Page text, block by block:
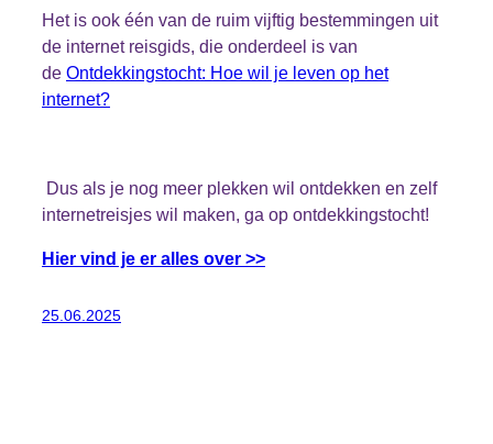
Het is ook één van de ruim vijftig bestemmingen uit
de internet reisgids, die onderdeel is van
de Ontdekkingstocht: Hoe wil je leven op het
internet?
Dus als je nog meer plekken wil ontdekken en zelf
internetreisjes wil maken, ga op ontdekkingstocht!
Hier vind je er alles over >>
25.06.2025